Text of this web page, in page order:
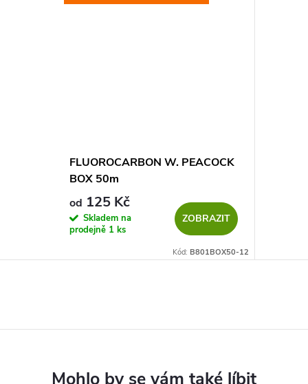
FLUOROCARBON W. PEACOCK
BOX 50m
od 125 Kč
Skladem na
prodejně 1 ks
ZOBRAZIT
Kód: B801BOX50-12